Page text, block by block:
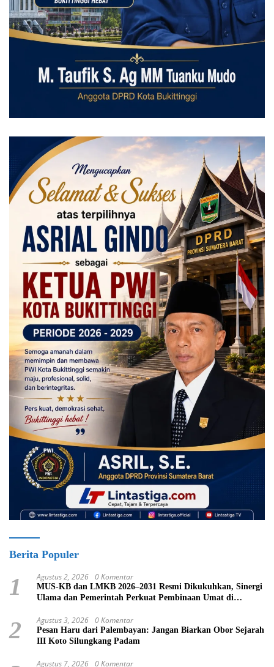
Berita Populer
1 Agustus 2, 2026 0 Komentar
MUS-KB dan LMKB 2026–2031 Resmi Dikukuhkan, Sinergi
Ulama dan Pemerintah Perkuat Pembinaan Umat di
2 Agustus 3, 2026 0 Komentar
Pesan Haru dari Palembayan: Jangan Biarkan Obor Sejarah
III Koto Silungkang Padam
Agustus 7, 2026 0 Komentar